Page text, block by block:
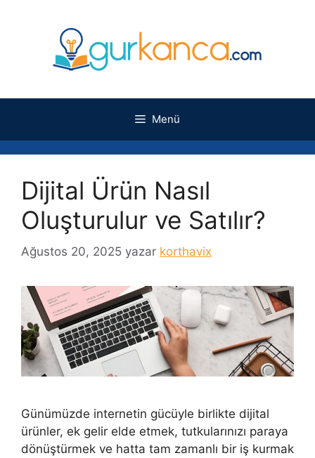
Menü
Dijital Ürün Nasıl
Oluşturulur ve Satılır?
Ağustos 20, 2025 yazar korthavix
Günümüzde internetin gücüyle birlikte dijital
ürünler, ek gelir elde etmek, tutkularınızı paraya
dönüştürmek ve hatta tam zamanlı bir iş kurmak